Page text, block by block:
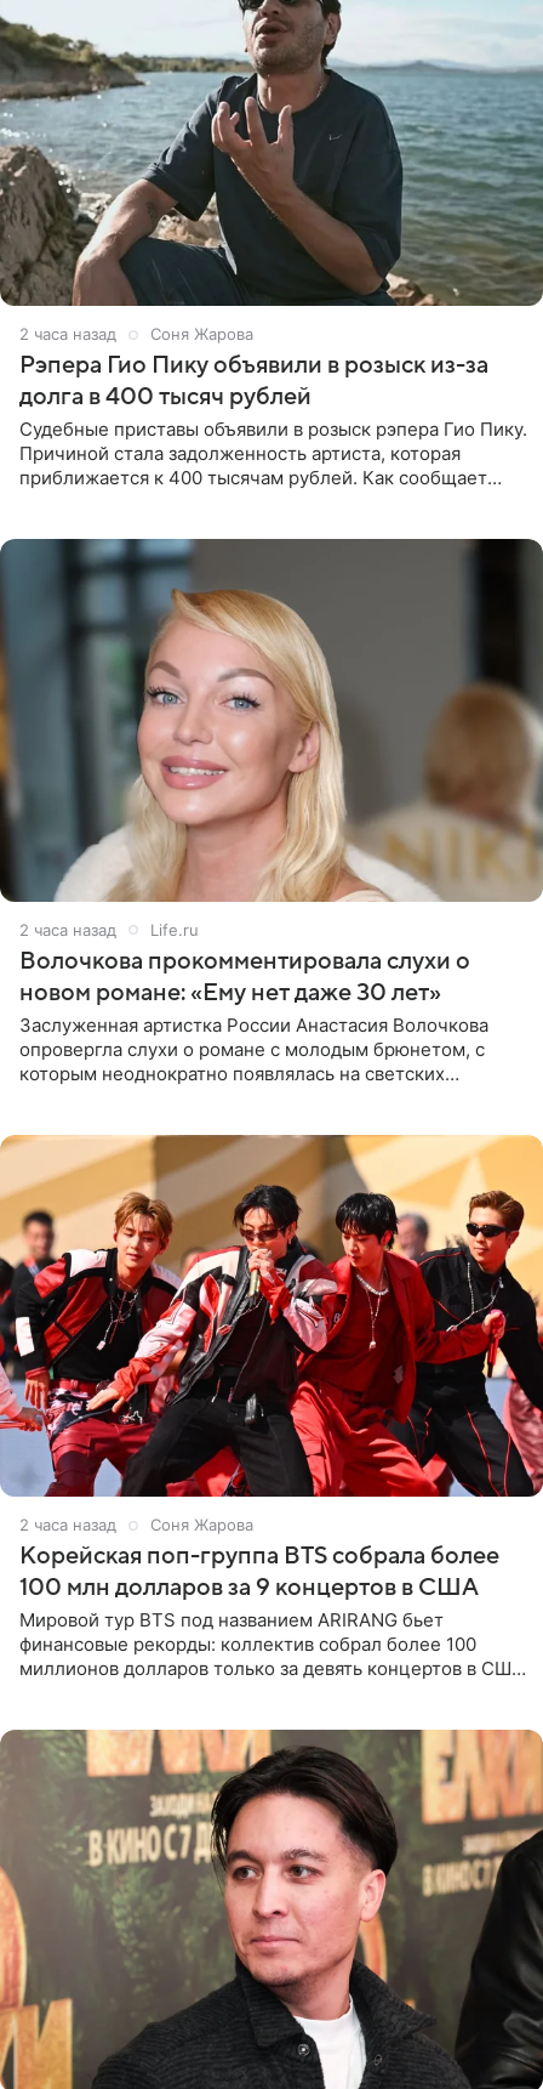
2 часа назад Соня Жарова
Рэпера Гио Пику объявили в розыск из-за
долга в 400 тысяч рублей
Судебные приставы объявили в розыск рэпера Гио Пику.
Причиной стала задолженность артиста, которая
приближается к 400 тысячам рублей. Как сообщает
2 часа назад Life.ru
Волочкова прокомментировала слухи о
новом романе: «Ему нет даже 30 лет»
Заслуженная артистка России Анастасия Волочкова
опровергла слухи о романе с молодым брюнетом, с
которым неоднократно появлялась на светских
2 часа назад Соня Жарова
Корейская поп-группа BTS собрала более
100 млн долларов за 9 концертов в США
Мировой тур BTS под названием ARIRANG бьет
финансовые рекорды: коллектив собрал более 100
миллионов долларов только за девять концертов в США.